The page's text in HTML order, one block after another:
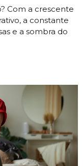
Com a crescente
a constante
e a sombra do